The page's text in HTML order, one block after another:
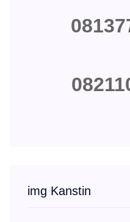
img Kanstin